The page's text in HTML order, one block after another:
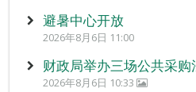
避暑中心开放
2026年8月6日 11:00
财政局举办三场公共采购
2026年8月6日 10:33